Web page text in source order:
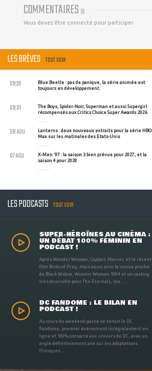
COMMENTAIRES (0)
Vous devez être connecté pour participer
LES BRÈVES TOUT VOIR
Blue Beetle : pas de panique, la série animée est
toujours en développement.
09:20
The Boys, Spider-Noir, Superman et aussi Supergirl
récompensés aux Critics Choice Super Awards 2026
09:01
Lanterns : deux nouveaux extraits pour la série HBO
Max sur les matinales des Etats-Unis
08 AOU
X-Men '97 : la saison 3 bien prévue pour 2027, et la
saison 4 pour 2028
07 AOU
LES PODCASTS TOUT VOIR
SUPER-HÉROÏNES AU CINÉMA :
UN DÉBAT 100% FÉMININ EN
PODCAST !
Après Wonder Woman, Captain Marvel, et le récent
film Birds of Prey, mais aussi avec la venue proche
de Black Widow, Wonder Woman 1984 et un casting
très diversifié pour The Eternals, les ...
DC FANDOME : LE BILAN EN
PODCAST !
Au cours du weekend passé se tenait le DC
Fandome, premier évènement intégralement en
ligne et 100% consacré aux univers de DC, avec un
angle définitivement axé sur les adaptations
filmiques ...